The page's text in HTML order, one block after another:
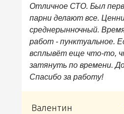
Отличное СТО. Был
парни делают все.
среднерынночный.
работ - пунктуальное.
всплывёт еще что-то,
затянуть по времени.
Спасибо за работу!
Валентин